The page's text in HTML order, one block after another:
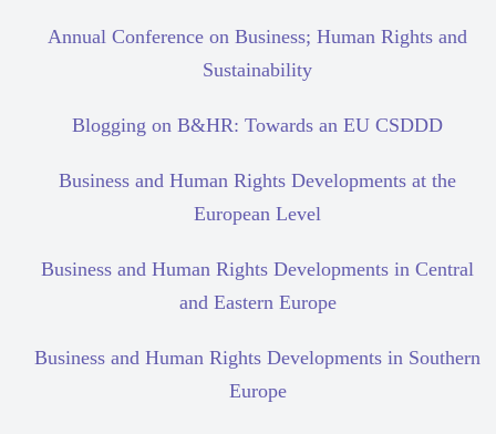
Annual Conference on Business; Human Rights and
Sustainability
Blogging on B&HR: Towards an EU CSDDD
Business and Human Rights Developments at the
European Level
Business and Human Rights Developments in Central
and Eastern Europe
Business and Human Rights Developments in Southern
Europe